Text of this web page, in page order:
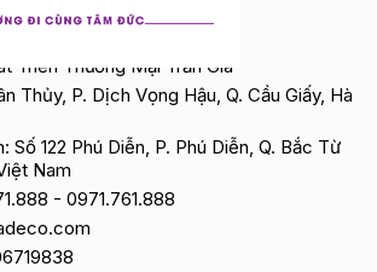
Triển Thương Mại Trần Gia
Thủy, P. Dịch Vọng Hậu, Q. Cầu Giấy, Hà
Số 122 Phú Diễn, P. Phú Diễn, Q. Bắc Từ
Nam
- 0971.761.888